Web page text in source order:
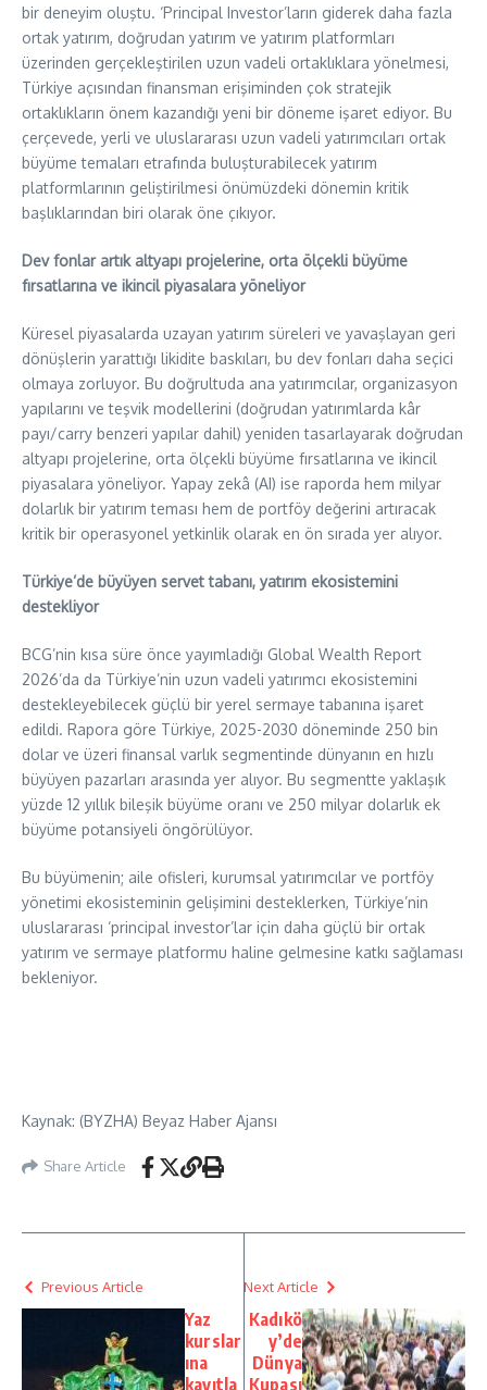
bir deneyim oluştu. ‘Principal Investor’ların giderek daha fazla
ortak yatırım, doğrudan yatırım ve yatırım platformları
üzerinden gerçekleştirilen uzun vadeli ortaklıklara yönelmesi,
Türkiye açısından finansman erişiminden çok stratejik
ortaklıkların önem kazandığı yeni bir döneme işaret ediyor. Bu
çerçevede, yerli ve uluslararası uzun vadeli yatırımcıları ortak
büyüme temaları etrafında buluşturabilecek yatırım
platformlarının geliştirilmesi önümüzdeki dönemin kritik
başlıklarından biri olarak öne çıkıyor.
Dev fonlar artık altyapı projelerine, orta ölçekli büyüme
fırsatlarına ve ikincil piyasalara yöneliyor
Küresel piyasalarda uzayan yatırım süreleri ve yavaşlayan geri
dönüşlerin yarattığı likidite baskıları, bu dev fonları daha seçici
olmaya zorluyor. Bu doğrultuda ana yatırımcılar, organizasyon
yapılarını ve teşvik modellerini (doğrudan yatırımlarda kâr
payı/carry benzeri yapılar dahil) yeniden tasarlayarak doğrudan
altyapı projelerine, orta ölçekli büyüme fırsatlarına ve ikincil
piyasalara yöneliyor. Yapay zekâ (AI) ise raporda hem milyar
dolarlık bir yatırım teması hem de portföy değerini artıracak
kritik bir operasyonel yetkinlik olarak en ön sırada yer alıyor.
Türkiye’de büyüyen servet tabanı, yatırım ekosistemini
destekliyor
BCG’nin kısa süre önce yayımladığı Global Wealth Report
2026’da da Türkiye’nin uzun vadeli yatırımcı ekosistemini
destekleyebilecek güçlü bir yerel sermaye tabanına işaret
edildi. Rapora göre Türkiye, 2025-2030 döneminde 250 bin
dolar ve üzeri finansal varlık segmentinde dünyanın en hızlı
büyüyen pazarları arasında yer alıyor. Bu segmentte yaklaşık
yüzde 12 yıllık bileşik büyüme oranı ve 250 milyar dolarlık ek
büyüme potansiyeli öngörülüyor.
Bu büyümenin; aile ofisleri, kurumsal yatırımcılar ve portföy
yönetimi ekosisteminin gelişimini desteklerken, Türkiye’nin
uluslararası ‘principal investor’lar için daha güçlü bir ortak
yatırım ve sermaye platformu haline gelmesine katkı sağlaması
bekleniyor.
Kaynak: (BYZHA) Beyaz Haber Ajansı
Share Article
Previous Article
Yaz
kurslar
ına
kayıtla
Next Article
Kadıkö
y’de
Dünya
Kupası